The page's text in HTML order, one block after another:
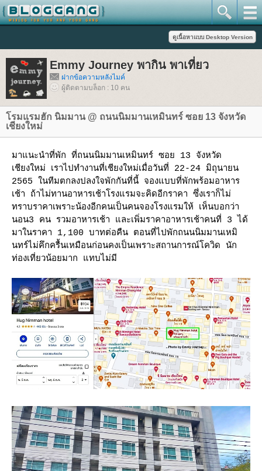
Emmy Journey พากิน พาเที่ยว
ฝากข้อความหลังไมค์
ผู้ติดตามบล็อก : 10 คน
รมแรมฮัก นิมมาน @ ถนนนิมมานเหมินทร์ ซอย 13 จังหวัด
เชียงใหม่
มาแนะนำที่พัก ที่ถนนนิมมานเหมินทร์ ซอย 13 จังหวัด
เชียงใหม่ เราไปทำงานที่เชียงใหม่เมื่อวันที่ 22-24 มิถุนายน
2565 ในทีมตกลงปลงใจพักกันที่นี้ จองแบบที่พักพร้อมอาหาร
เช้า ถ้าไม่ทานอาหารเช้าโรงแรมจะคิดอีกราคา ซึ่งเราก็ไม่
ทราบราคาเพราะน้องอีกคนเป็นคนจองโรงแรมให้ เห็นบอกว่า
นอน3 คน รวมอาหารเช้า และเพิ่มราคาอาหารเช้าคนที่ 3 ได้
มาในราคา 1,100 บาทต่อคืน ตอนที่ไปพักถนนนิมมานเหมิ
นทร์ไม่คึกครื้นเหมือนก่อนคงเป็นเพราะสถานการณ์โควิด นัก
ท่องเที่ยวน้อยมาก แทบไม่มี